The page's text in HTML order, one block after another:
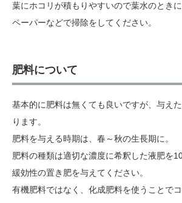
葉にホコリが積もりやすいので葉水のとき
ペーパーなどで掃除をしてください。
肥料について
基本的に肥料は無くても良いですが、与え
ります。
肥料を与える時期は、春～秋の生長期に。
肥料の種類は適切な濃度に希釈した液肥を
緩効性の置き肥を与えてください。
有機肥料ではなく、化成肥料を使うことで